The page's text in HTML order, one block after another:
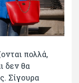
πολλά,
δεν θα
Σίγουρα